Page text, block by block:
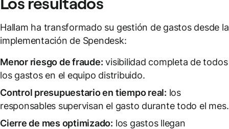
Hallam ha transformado su gestión de gastos desde la
implementación de Spendesk:
Menor riesgo de fraude: visibilidad completa de todos
los gastos en el equipo distribuido.
Control presupuestario en tiempo real: los
responsables supervisan el gasto durante todo el mes.
Cierre de mes optimizado: los gastos llegan